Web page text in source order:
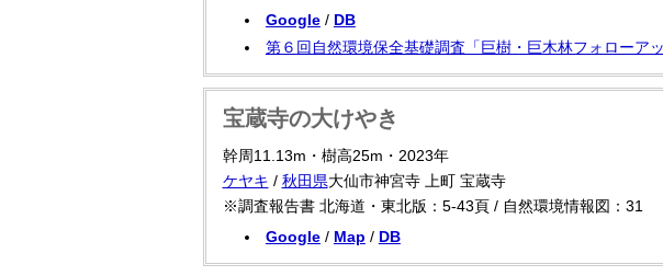
Google/ DB
第６回自然環境保全基礎調査「巨樹・巨木林フォローア
宝蔵寺の大けやき
幹周11.13m・樹高25m・2023年
ケヤキ / 秋田県大仙市神宮寺 上町 宝蔵寺
※調査報告書 北海道・東北版：5-43頁 / 自然環境情報図：31
Google/ Map / DB